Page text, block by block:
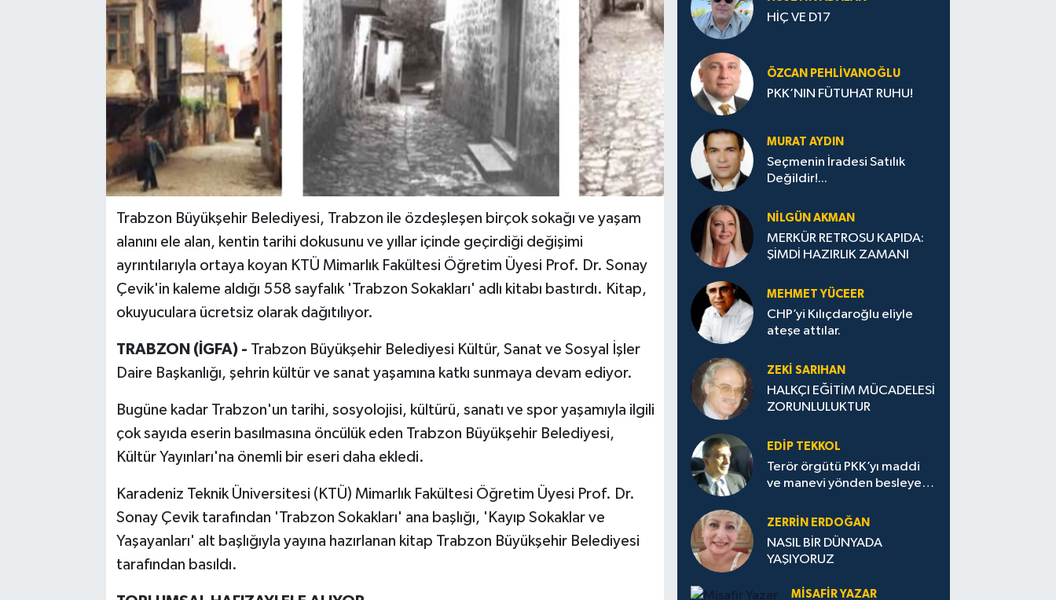
Trabzon Büyükşehir Belediyesi, Trabzon ile özdeşleşen birçok sokağı ve yaşam
alanını ele alan, kentin tarihi dokusunu ve yıllar içinde geçirdiği değişimi
ayrıntılarıyla ortaya koyan KTÜ Mimarlık Fakültesi Öğretim Üyesi Prof. Dr. Sonay
Çevik'in kaleme aldığı 558 sayfalık 'Trabzon Sokakları' adlı kitabı bastırdı. Kitap,
okuyuculara ücretsiz olarak dağıtılıyor.
TRABZON (İGFA) - Trabzon Büyükşehir Belediyesi Kültür, Sanat ve Sosyal İşler
Daire Başkanlığı, şehrin kültür ve sanat yaşamına katkı sunmaya devam ediyor.
Bugüne kadar Trabzon'un tarihi, sosyolojisi, kültürü, sanatı ve spor yaşamıyla ilgili
çok sayıda eserin basılmasına öncülük eden Trabzon Büyükşehir Belediyesi,
Kültür Yayınları'na önemli bir eseri daha ekledi.
Karadeniz Teknik Üniversitesi (KTÜ) Mimarlık Fakültesi Öğretim Üyesi Prof. Dr.
Sonay Çevik tarafından 'Trabzon Sokakları' ana başlığı, 'Kayıp Sokaklar ve
Yaşayanları' alt başlığıyla yayına hazırlanan kitap Trabzon Büyükşehir Belediyesi
tarafından basıldı.
HİÇ VE D17
ÖZCAN PEHLIVANOĞLU
PKK’NIN FÜTUHAT RUHU!
MURAT AYDIN
Seçmenin İradesi Satılık
Değildir!...
NILGÜN AKMAN
MERKÜR RETROSU KAPIDA:
ŞİMDİ HAZIRLIK ZAMANI
MEHMET YÜCEER
CHP’yi Kılıçdaroğlu eliyle
ateşe attılar.
ZEKI SARIHAN
HALKÇI EĞİTİM MÜCADELESİ
ZORUNLULUKTUR
EDIP TEKKOL
Terör örgütü PKK’yı maddi
ve manevi yönden besleyen
ZERRIN ERDOĞAN
NASIL BİR DÜNYADA
YAŞIYORUZ
MISAFIR YAZAR